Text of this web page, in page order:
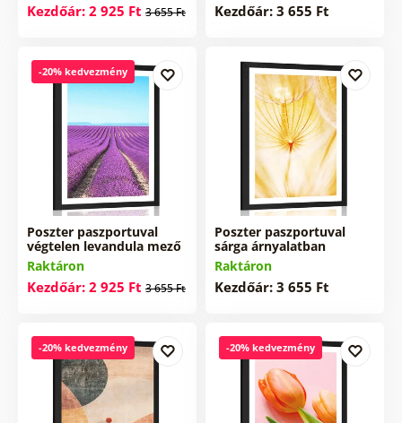
Kezdőár: 2 925 Ft 3 655 Ft Kezdőár: 3 655 Ft
-20% kedvezmény
Poszter paszportuval
végtelen levandula mező
Raktáron
Kezdőár: 2 925 Ft 3 655 Ft
Poszter paszportuval
sárga árnyalatban
Raktáron
Kezdőár: 3 655 Ft
-20% kedvezmény -20% kedvezmény